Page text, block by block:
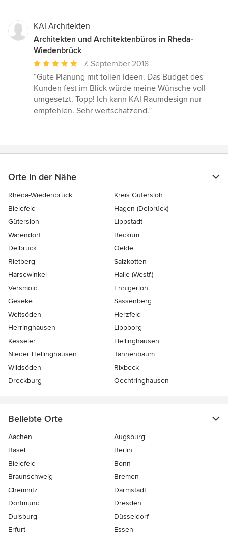
KAI Architekten
Architekten und Architektenbüros in Rheda-
Wiedenbrück
Durchschnittliche
Bewertung:
5
von
5
7. September 2018
“Gute Planung mit tollen Ideen. Das Budget des
Kunden fest im Blick würde meine Wünsche voll
umgesetzt. Topp! Ich kann KAI Raumdesign nur
empfehlen. Sehr wertschätzend.”
Orte in der Nähe
Rheda-Wiedenbrück
Kreis Gütersloh
Bielefeld
Hagen (Delbrück)
Gütersloh
Lippstadt
Warendorf
Beckum
Delbrück
Oelde
Rietberg
Salzkotten
Harsewinkel
Halle (Westf.)
Versmold
Ennigerloh
Geseke
Sassenberg
Weltsöden
Herzfeld
Herringhausen
Lippborg
Kesseler
Hellinghausen
Nieder Hellinghausen
Tannenbaum
Wildsöden
Rixbeck
Dreckburg
Oechtringhausen
Beliebte Orte
Aachen
Augsburg
Basel
Berlin
Bielefeld
Bonn
Braunschweig
Bremen
Chemnitz
Darmstadt
Dortmund
Dresden
Duisburg
Düsseldorf
Erfurt
Essen